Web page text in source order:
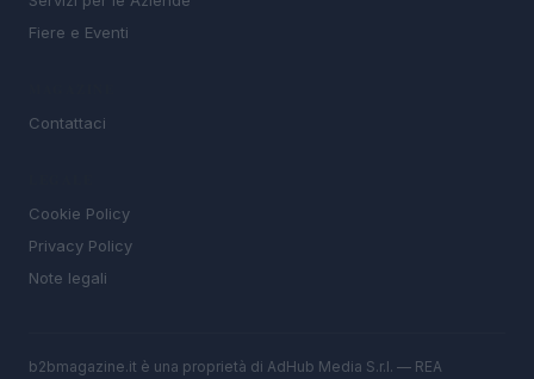
Fiere e Eventi
Contattaci
Cookie Policy
Privacy Policy
Note legali
b2bmagazine.it è una proprietà di AdHub Media S.r.l. — REA